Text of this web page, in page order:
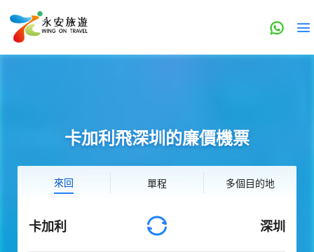
卡加利飛深圳的廉價機票
來回 單程 多個目的地
卡加利 深圳